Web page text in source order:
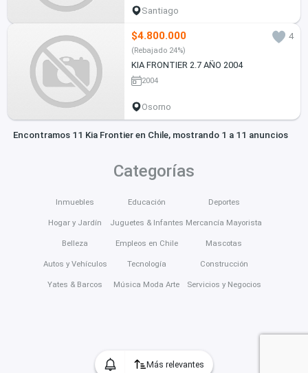
Más relevantes
Santiago
$4.800.000 4
(Rebajado 24%)
KIA FRONTIER 2.7 AÑO 2004
2004
Osorno
Encontramos 11 Kia Frontier en Chile, mostrando 1 a 11 anuncios
Categorías
Inmuebles
Hogar y Jardín
Belleza
Autos y Vehículos
Yates & Barcos
Educación
Juguetes & Infantes
Empleos en Chile
Tecnología
Música Moda Arte
Deportes
Mercancía Mayorista
Mascotas
Construcción
Servicios y Negocios